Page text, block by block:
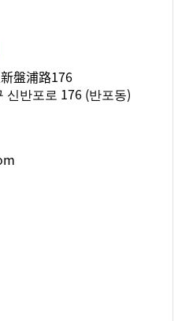
盤浦路176
신반포로 176 (반포동)